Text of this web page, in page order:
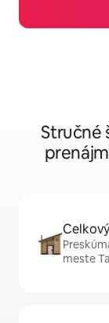
Stručné
meste